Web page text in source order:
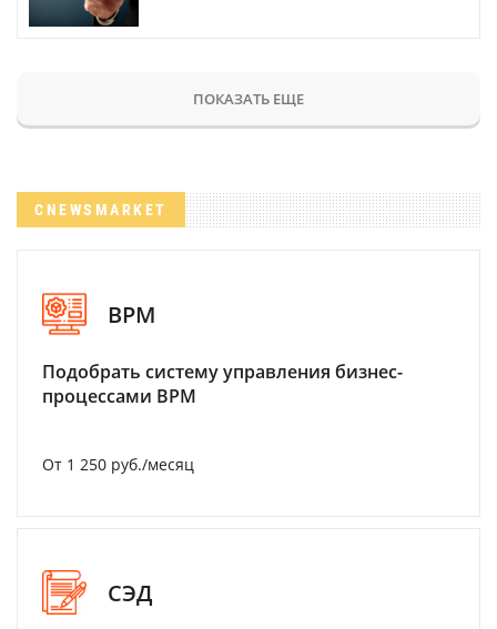
ПОКАЗАТЬ ЕЩЕ
CNEWSMARKET
BPM
Подобрать систему управления бизнес-
процессами BPM
От 1 250 руб./месяц
СЭД